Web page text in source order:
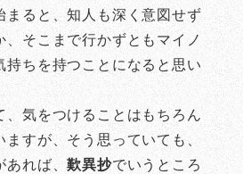
まると、知人も深く意図せず
、そこまで行かずともマイノ
持ちを持つことになると思い
、気をつけることはもちろん
すが、そう思っていても、
あれば、歎異抄でいうところ